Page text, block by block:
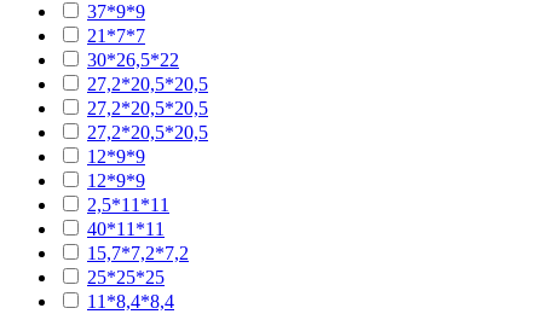
37*9*9
21*7*7
30*26,5*22
27,2*20,5*20,5
27,2*20,5*20,5
27,2*20,5*20,5
12*9*9
12*9*9
2,5*11*11
40*11*11
15,7*7,2*7,2
25*25*25
11*8,4*8,4